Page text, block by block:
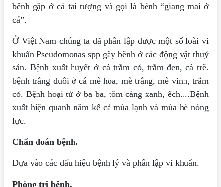
bênh gặp ở cá tai tượng và gọi là bênh “giang mai ở
cá”.
Ở Việt Nam chúng ta đã phân lập được một số loài vi
khuẩn Pseudomonas spp gây bênh ở các động vật thuỷ
sản. Bệnh xuất huyết ở cá trắm cỏ, trắm đen, cá trê.
bệnh trắng đuôi ở cá mè hoa, mè trắng, mè vinh, trắm
cỏ. Bệnh hoại tử ở ba ba, tôm càng xanh, ếch....Bệnh
xuất hiện quanh năm kể cả mùa lạnh và mùa hè nóng
lực.
Chẩn đoán bệnh.
Dựa vào các dấu hiệu bệnh lý và phân lập vi khuẩn.
Phòng trị bệnh.